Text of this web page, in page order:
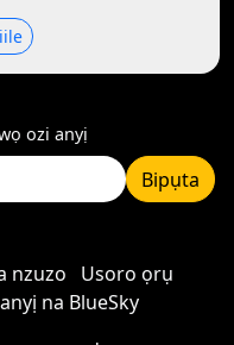
ozi anyị
Bipụta
nzuzo
Usoro ọrụ
na BlueSky